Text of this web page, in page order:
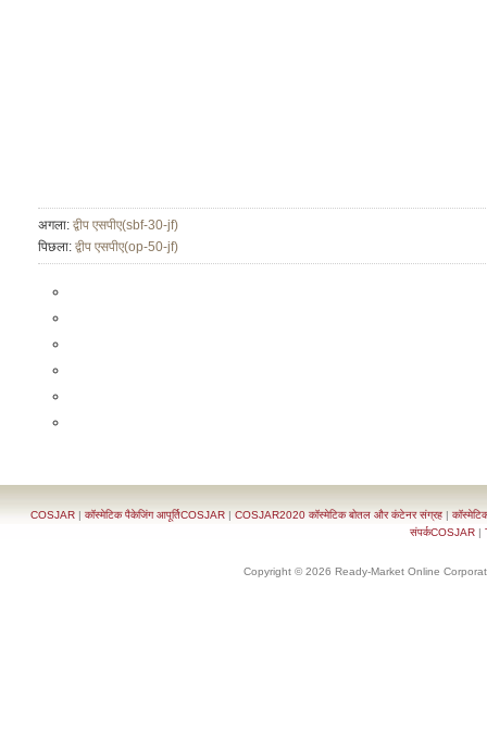
अगला: द्वीप एसपीए(sbf-30-jf)
पिछला: द्वीप एसपीए(op-50-jf)
COSJAR |कॉस्मेटिक पैकेजिंग आपूर्तिCOSJAR | COSJAR2020 कॉस्मेटिक बोतल और कंटेनर संग्रह |
संपर्कCOSJAR |
Copyright © 2026 Ready-Market Online